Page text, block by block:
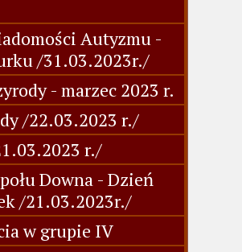
Autyzmu -
/31.03.2023r./
- marzec 2023 r.
/22.03.2023 r./
r./
Downa - Dzień
/21.03.2023r./
w grupie IV